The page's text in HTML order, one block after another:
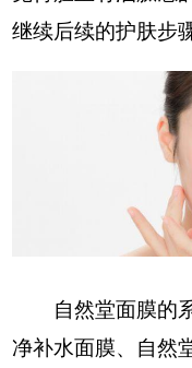
继续后续的护肤步
自然堂面膜的
净补水面膜、自然